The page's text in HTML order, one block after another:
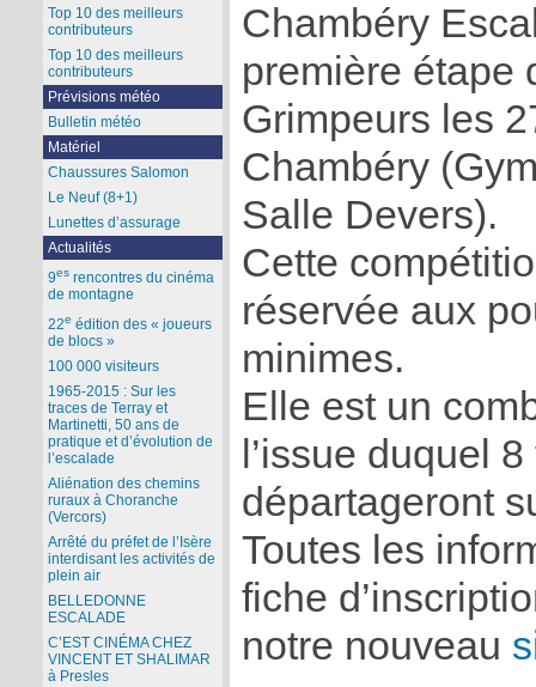
Chambéry
première étape
Grimpeurs les
Chambéry
Salle Devers).
Cette
réservée aux
minimes.
Elle est un
l’issue duquel
départageront
Toutes les
fiche
notre nouveau
Top 10 des meilleurs
contributeurs
Top 10 des meilleurs
contributeurs
Prévisions météo
Bulletin météo
Matériel
Chaussures Salomon
Le Neuf (8+1)
Lunettes d’assurage
Actualités
9esrencontres du cinéma
de montagne
22e édition des « joueurs
de blocs »
100 000 visiteurs
1965-2015 : Sur les
traces de Terray et
Martinetti, 50 ans de
pratique et d’évolution de
l’escalade
Aliénation des chemins
ruraux à Choranche
(Vercors)
Arrêté du préfet de l’Isère
interdisant les activités de
plein air
BELLEDONNE
ESCALADE
C’EST CINÉMA CHEZ
VINCENT ET SHALIMAR
à Presles